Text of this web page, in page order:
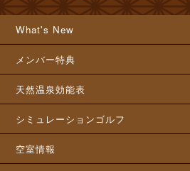
What's New
メンバー特典
天然温泉効能表
シミュレーションゴルフ
空室情報